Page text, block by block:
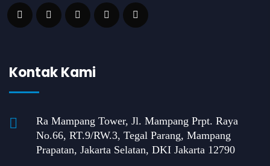
Kontak Kami
Ra Mampang Tower, Jl. Mampang Prpt. Raya
No.66, RT.9/RW.3, Tegal Parang, Mampang
Prapatan, Jakarta Selatan, DKI Jakarta 12790